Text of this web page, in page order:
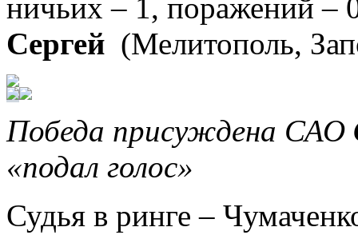
ничьих – 1, поражений –
Сергей (Мелитополь,
Победа присуждена САО
«подал голос»
Судья в ринге –